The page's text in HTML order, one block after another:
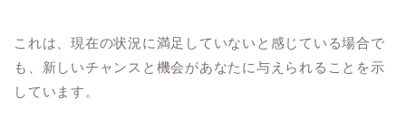
これは、現在の状況に満足していないと感じている場合で
も、新しいチャンスと機会があなたに与えられることを示
しています。